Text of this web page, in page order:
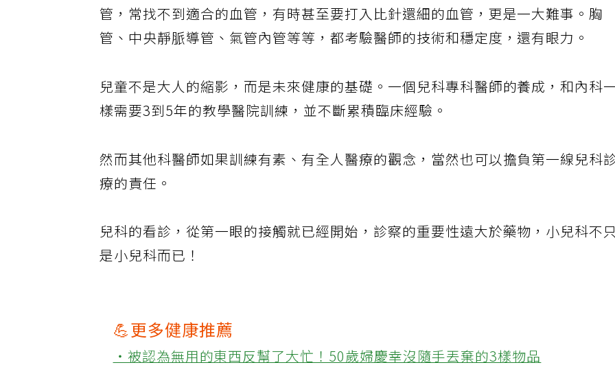
管，常找不到適合的血管，有時甚至要打入比針還細的血管，更是一大難事。胸
管、中央靜脈導管、氣管內管等等，都考驗醫師的技術和穩定度，還有眼力。
兒童不是大人的縮影，而是未來健康的基礎。一個兒科專科醫師的養成，和內科
樣需要3到5年的教學醫院訓練，並不斷累積臨床經驗。
然而其他科醫師如果訓練有素、有全人醫療的觀念，當然也可以擔負第一線兒科診
療的責任。
兒科的看診，從第一眼的接觸就已經開始，診察的重要性遠大於藥物，小兒科不只
是小兒科而已！
💪更多健康推薦